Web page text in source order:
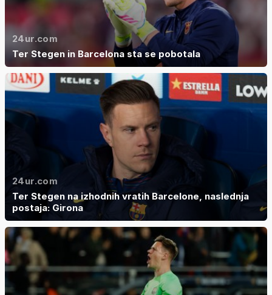
24ur.com
Ter Stegen in Barcelona sta se pobotala
24ur.com
Ter Stegen na izhodnih vratih Barcelone, naslednja
postaja: Girona